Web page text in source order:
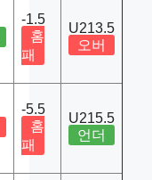
-1.5
홈
패
U213.5
오버
-5.5
홈
패
U215.5
언더